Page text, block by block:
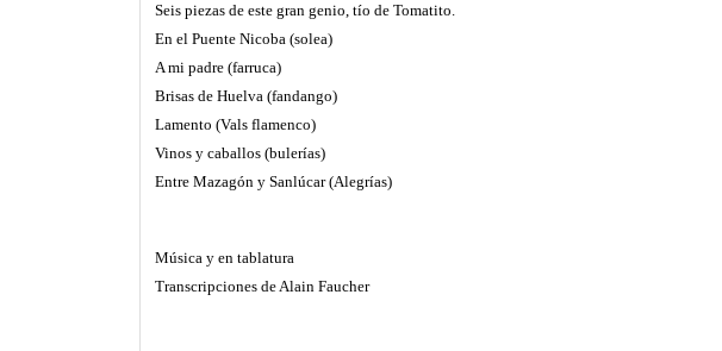
Seis piezas de este gran genio, tío de Tomatito.
En el Puente Nicoba (solea)
A mi padre (farruca)
Brisas de Huelva (fandango)
Lamento (Vals flamenco)
Vinos y caballos (bulerías)
Entre Mazagón y Sanlúcar (Alegrías)
Música y en tablatura
Transcripciones de Alain Faucher